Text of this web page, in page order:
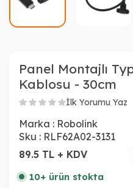
Panel Montajlı
Kablosu - 30cm
İlk Yorumu Yaz
Marka : Robolink
Sku : RLF62A02-3131
89.5 TL + KDV
10+ ürün stokta